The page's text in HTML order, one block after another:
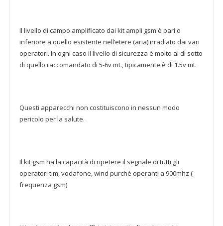
Il livello di campo amplificato dai kit ampli gsm è pari o
inferiore a quello esistente nell’etere (aria) irradiato dai vari
operatori. In ogni caso il livello di sicurezza è molto al di sotto
di quello raccomandato di 5-6v mt., tipicamente è di 1.5v mt.
Questi apparecchi non costituiscono in nessun modo
pericolo per la salute.
Il kit gsm ha la capacità di ripetere il segnale di tutti gli
operatori tim, vodafone, wind purché operanti a 900mhz (
frequenza gsm)